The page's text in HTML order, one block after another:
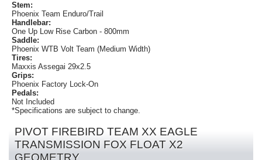
Stem:
Phoenix Team Enduro/Trail
Handlebar:
One Up Low Rise Carbon - 800mm
Saddle:
Phoenix WTB Volt Team (Medium Width)
Tires:
Maxxis Assegai 29x2.5
Grips:
Phoenix Factory Lock-On
Pedals:
Not Included
*Specifications are subject to change.
PIVOT FIREBIRD TEAM XX EAGLE
TRANSMISSION FOX FLOAT X2
GEOMETRY